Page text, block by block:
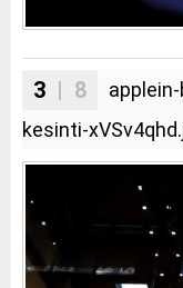
3 | 8
kesinti-